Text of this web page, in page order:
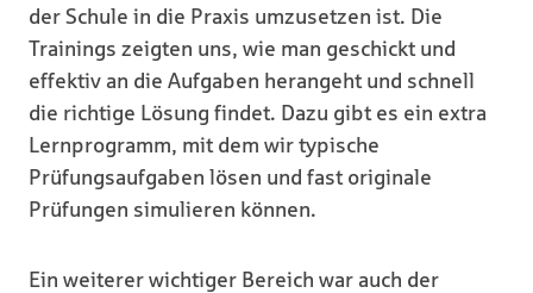
der Schule in die Praxis umzusetzen ist. Die
Trainings zeigten uns, wie man geschickt und
effektiv an die Aufgaben herangeht und schnell
die richtige Lösung findet. Dazu gibt es ein extra
Lernprogramm, mit dem wir typische
Prüfungsaufgaben lösen und fast originale
Prüfungen simulieren können.
Ein weiterer wichtiger Bereich war auch der